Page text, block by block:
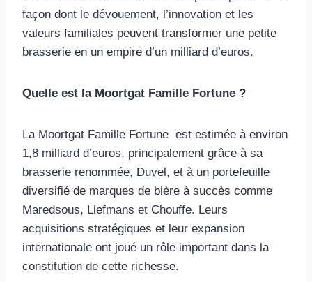
façon dont le dévouement, l’innovation et les
valeurs familiales peuvent transformer une petite
brasserie en un empire d’un milliard d’euros.
Quelle est la Moortgat Famille Fortune ?
La Moortgat Famille Fortune est estimée à environ
1,8 milliard d’euros, principalement grâce à sa
brasserie renommée, Duvel, et à un portefeuille
diversifié de marques de bière à succès comme
Maredsous, Liefmans et Chouffe. Leurs
acquisitions stratégiques et leur expansion
internationale ont joué un rôle important dans la
constitution de cette richesse.